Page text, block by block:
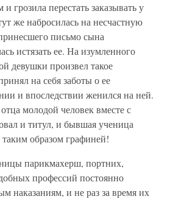
грозила перестать заказывать у
же набросилась на несчастную
письмо сына
истязать ее. На изумленного
девушки произвел такое
на себя заботы о ее
и впоследствии женился на ней.
молодой человек вместе с
и титул, и бывшая ученица
образом графиней!
парикмахерш, портних,
профессий постоянно
наказаниям, и не раз за время их